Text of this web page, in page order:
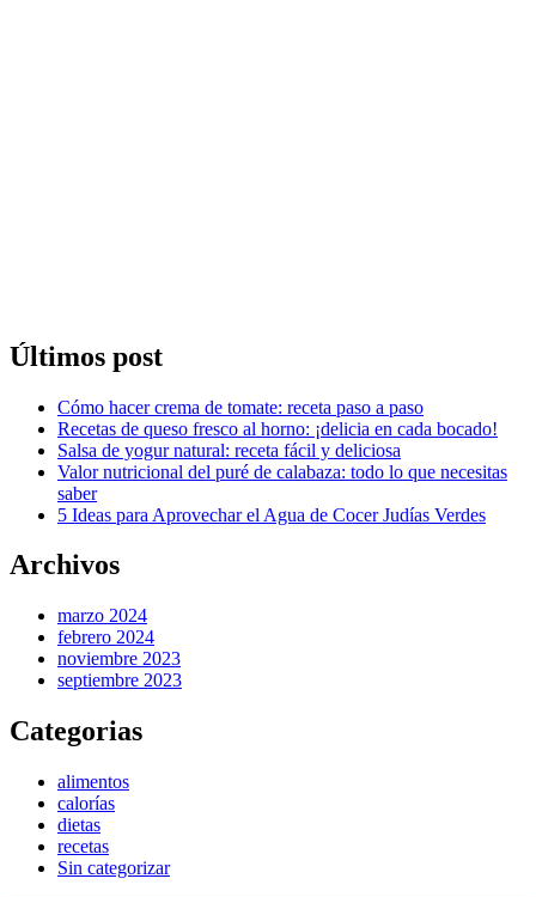
Últimos post
Cómo hacer crema de tomate: receta paso a paso
Recetas de queso fresco al horno: ¡delicia en cada bocado!
Salsa de yogur natural: receta fácil y deliciosa
Valor nutricional del puré de calabaza: todo lo que necesitas
saber
5 Ideas para Aprovechar el Agua de Cocer Judías Verdes
Archivos
marzo 2024
febrero 2024
noviembre 2023
septiembre 2023
Categorias
alimentos
calorías
dietas
recetas
Sin categorizar